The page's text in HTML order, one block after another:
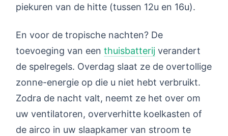
piekuren van de hitte (tussen 12u en 16u).
En voor de tropische nachten? De
toevoeging van eenthuisbatterij verandert
de spelregels. Overdag slaat ze de overtollige
zonne-energie op die u niet hebt verbruikt.
Zodra de nacht valt, neemt ze het over om
uw ventilatoren, oververhitte koelkasten of
de airco in uw slaapkamer van stroom te